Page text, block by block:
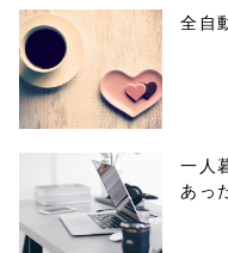
全自
一人
あっ